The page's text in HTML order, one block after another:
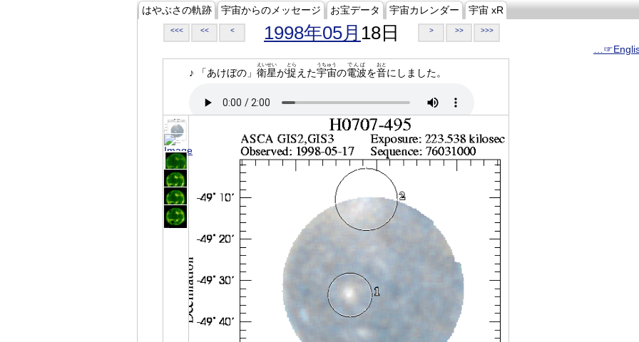
はやぶさの軌跡 宇宙からのメッセージ お宝データ 宇宙カレンダー 宇宙 xR
<<< << < 1998年05月 18日 > >> >>>
♪ 「あけぼの」 衛星
えいせい
が捉
とら
えた宇宙
うちゅう
の電波
でんぱ
を音
おと
にしました。